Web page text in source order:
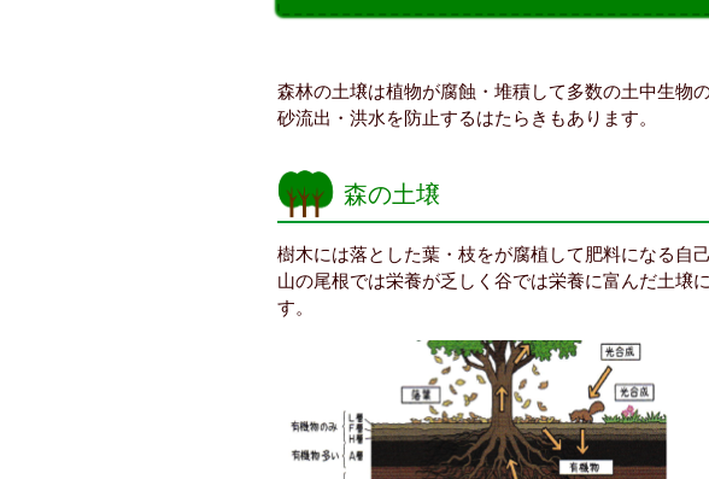
森林の土壌は植物が腐蝕・堆積して多数の土中生物
砂流出・洪水を防止するはたらきもあります。
森の土壌
樹木には落とした葉・枝をが腐植して肥料になる自
山の尾根では栄養が乏しく谷では栄養に富んだ土壌
す。